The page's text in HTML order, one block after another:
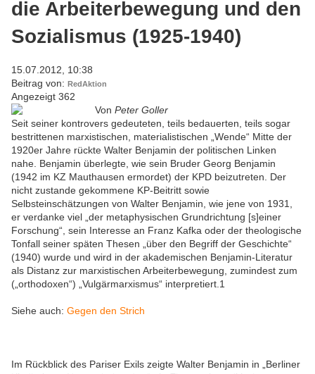
die Arbeiterbewegung und den
Sozialismus (1925-1940)
15.07.2012, 10:38
Beitrag von: RedAktion
Angezeigt 362
Von Peter Goller
Seit seiner kontrovers gedeuteten, teils bedauerten, teils sogar
bestrittenen marxistischen, materialistischen „Wende“ Mitte der
1920er Jahre rückte Walter Benjamin der politischen Linken
nahe. Benjamin überlegte, wie sein Bruder Georg Benjamin
(1942 im KZ Mauthausen ermordet) der KPD beizutreten. Der
nicht zustande gekommene KP-Beitritt sowie
Selbsteinschätzungen von Walter Benjamin, wie jene von 1931,
er verdanke viel „der metaphysischen Grundrichtung [s]einer
Forschung“, sein Interesse an Franz Kafka oder der theologische
Tonfall seiner späten Thesen „über den Begriff der Geschichte“
(1940) wurde und wird in der akademischen Benjamin-Literatur
als Distanz zur marxistischen Arbeiterbewegung, zumindest zum
(„orthodoxen“) „Vulgärmarxismus“ interpretiert.1
Siehe auch: Gegen den Strich
Im Rückblick des Pariser Exils zeigte Walter Benjamin in „Berliner